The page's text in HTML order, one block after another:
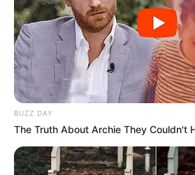
BUZZ DAY
The Truth About Archie They Couldn't